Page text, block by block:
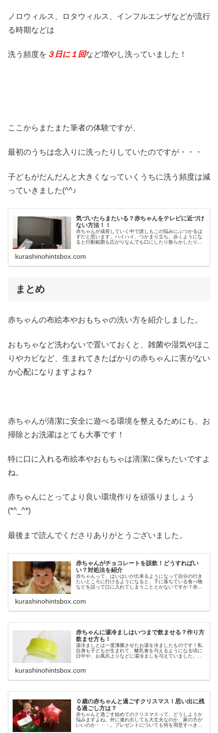
ノロウィルス、ロタウィルス、インフルエンザなどが流行
る時期などは
洗う頻度を ３日に１回など増やし洗っていました！
ここからまたまた筆者の体験ですが、
最初のうちは念入りに洗ったりしていたのですが・・・
子どもがだんだんと大きくなっていくうちに洗う頻度は減
っていきました(^^♪
気づいたらまたいる？赤ちゃんをテレビに近づけ
ない方法！！
赤ちゃんが成長していく中で誰しもこの悩みにぶつかるは
ずだと思います。ハイハイ、つかまり立ち、歩くようにな
ると行動範囲も広がりなんでも口にしたり散らかしたりし
kurashinohintsbox.com
まとめ
赤ちゃんの布絵本やおもちゃの洗い方を紹介しました。
おもちゃなど洗わないで置いておくと、雑菌や湿気やほこ
りやカビなど、生まれてきたばかりの赤ちゃんに害がない
か心配になりますよね？
赤ちゃんが清潔に安全に遊べる環境を整えるためにも、お
掃除とお洗濯はとても大事です！
特に口に入れる布絵本やおもちゃは清潔に保ちたいですよ
ね。
赤ちゃんにとってより良い環境作りを頑張りましょう
(*^_^*)
最後まで読んでくださりありがとうございました。
赤ちゃんがチョコレートを誤飲！どうすればい
い？対処法を紹介
赤ちゃんって、はいはいが出来るようになって自分の行き
たいところに行けるようになると、下に落ちている食べ物
などを誤って口に入れてしまうこととかないですか？赤ち
kurashinohintsbox.com
赤ちゃんに湯冷ましはいつまで飲ませる？作り方
飲ませ方も！
湯冷ましとは一度沸騰させたお湯を冷ましたものです！私
自身も子どもが生まれて、離乳食を与えるようになる頃に
日中や、お風呂上りなどに湯冷ましを与えていました。生
kurashinohintsbox.com
０歳の赤ちゃんと過ごすクリスマス！思い出に残
る過ごし方は？
赤ちゃんと過ごす始めてのクリスマスって、どうしようか
悩みますよね。外に連れ出しても大丈夫なのか、家の方が
いいのか・・・。プレゼントについても何を用意すべきか